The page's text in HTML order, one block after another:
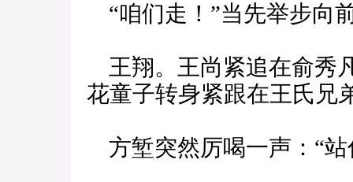
“咱们走！”当先举步向
王翔。王尚紧追在俞秀
花童子转身紧跟在王氏兄
方堑突然厉喝一声：“站